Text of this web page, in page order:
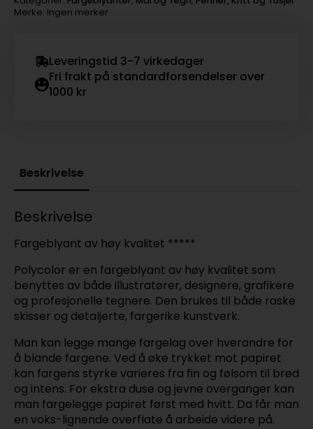
portrait
gold
Merke: Ingen merker
Leveringstid 3-7 virkedager
Fri frakt på standardforsendelser over
1000 kr
Beskrivelse
Beskrivelse
Fargeblyant av høy kvalitet *****
Polycolor er en fargeblyant av høy kvalitet som
benyttes av både illustratører, designere, grafikere
og profesjonelle tegnere. Den brukes til både raske
skisser og detaljerte, fargerike kunstverk.
Man kan legge mange fargelag over hverandre for
å blande fargene. Ved å øke trykket mot papiret
kan fargens styrke varieres fra fin og følsom til bred
og intens. For ekstra duse og jevne overganger kan
man fargelegge papiret først med hvitt. Da får man
en voks-lignende overflate å arbeide videre på.